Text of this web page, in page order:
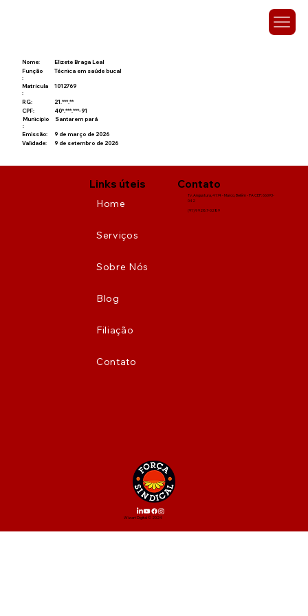
Nome:
Elizete Braga Leal
Função
:
Técnica em saúde bucal
Matrícula
:
1012769
RG:
21.***.**
CPF:
40*.***.***-91
Município
:
Santarem pará
Emissão:
9 de março de 2026
Validade:
9 de setembro de 2026
Links úteis
Home
Serviços
Sobre Nós
Blog
Filiação
Contato
Contato
Tv. Angustura, 4174 - Marco, Belém - PA CEP: 66093-
042
(91) 9 9287-0289
Wizart Digital © 2024